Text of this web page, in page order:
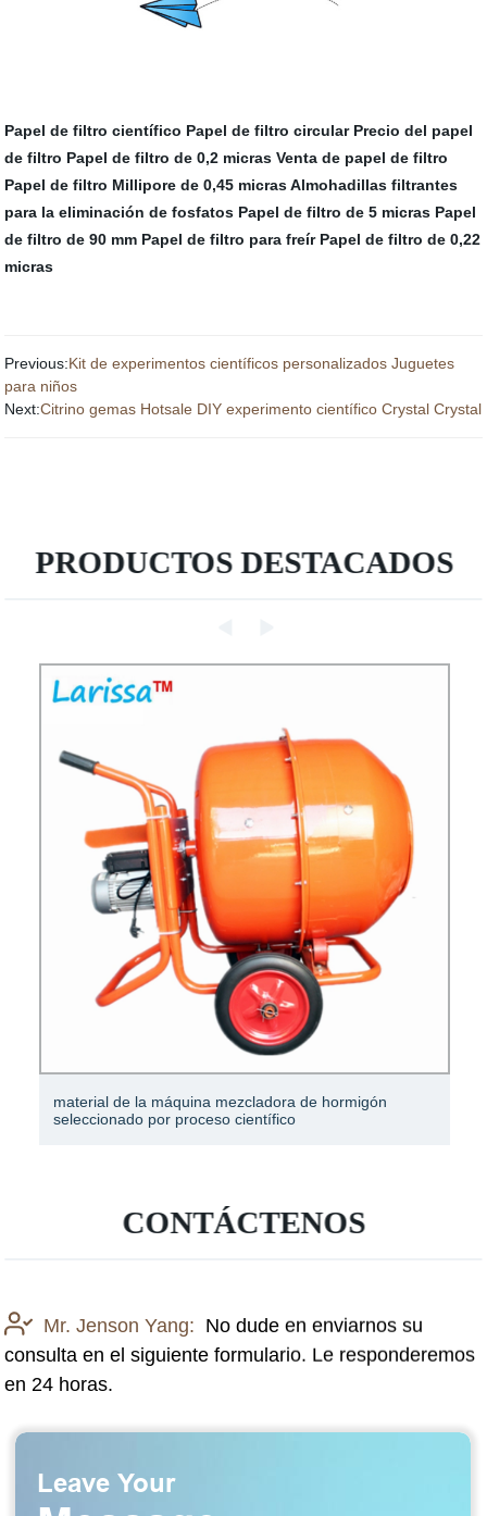
Papel de filtro científico Papel de filtro circular Precio del papel
de filtro Papel de filtro de 0,2 micras Venta de papel de filtro
Papel de filtro Millipore de 0,45 micras Almohadillas filtrantes
para la eliminación de fosfatos Papel de filtro de 5 micras Papel
de filtro de 90 mm Papel de filtro para freír Papel de filtro de 0,22
micras
Previous:Kit de experimentos científicos personalizados Juguetes
para niños
Next:Citrino gemas Hotsale DIY experimento científico Crystal Crystal
PRODUCTOS DESTACADOS
Transformador tipo sumergido en aceite con diseño
científico de 10.5kv 315kVA.
CONTÁCTENOS
Mr. Jenson Yang: No dude en enviarnos su
consulta en el siguiente formulario. Le responderemos
en 24 horas.